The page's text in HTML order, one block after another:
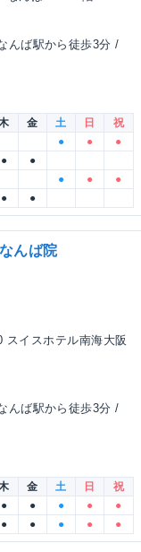
んば駅から徒歩3分 /
金 土 日
祝
● ●
●
●
●
● ●
●
● ●
んば院
スイスホテル南海大阪
んば駅から徒歩3分 /
金 土 日
祝
● ● ● ●
●
● ● ● ● ●